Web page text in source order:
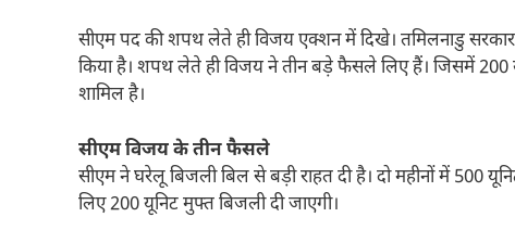
सीएम पद की शपथ लेते ही विजय एक्शन में दिखे। तमिलनाडु
किया है। शपथ लेते ही विजय ने तीन बड़े फैसले लिए हैं। जिसमें 200
शामिल है।
सीएम विजय के तीन फैसले
सीएम ने घरेलू बिजली बिल से बड़ी राहत दी है। दो महीनों में
लिए 200 यूनिट मुफ्त बिजली दी जाएगी।